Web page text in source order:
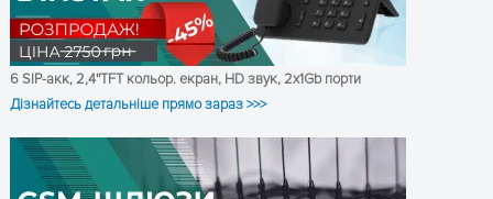
6 SIP-акк, 2,4''TFT кольор. екран, HD звук, 2x1Gb порти
Дізнайтесь детальніше прямо зараз >>>
Мережеві
протоколи
VPN PPTP
Шифрування: RC4, MD5
(очікується)
IP v6 (очікується)
HTTP
Живлення
100…240 В, 50-60 Гц